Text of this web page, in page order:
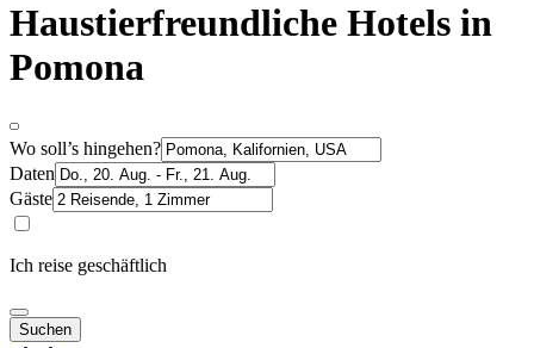
Haustierfreundliche Hotels in
Pomona
Wo soll’s hingehen?
Daten
Gäste
Ich reise geschäftlich
Suchen